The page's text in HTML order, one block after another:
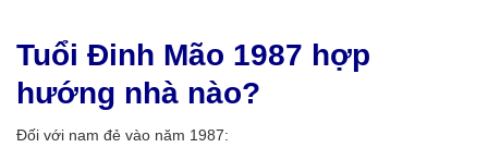
Tuổi Đinh Mão 1987 hợp
hướng nhà nào?
Đối với nam đẻ vào năm 1987: